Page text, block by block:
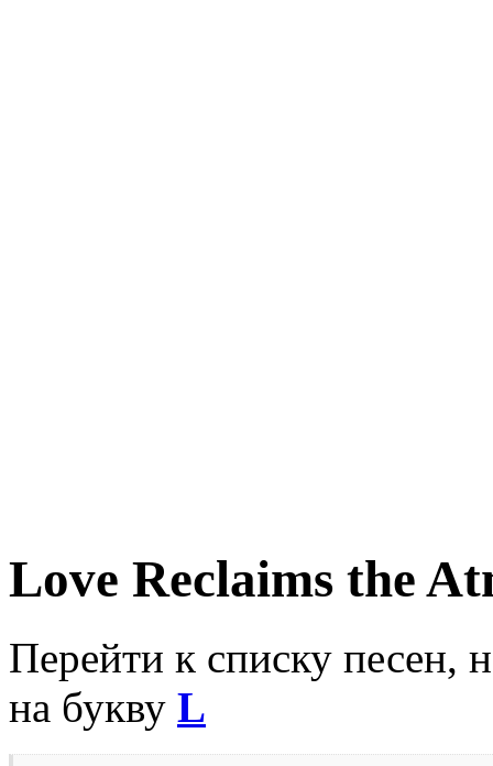
Love Reclaims the
Перейти к списку песен,
на букву L